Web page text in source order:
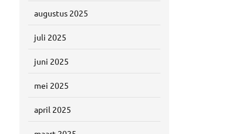
augustus 2025
juli 2025
juni 2025
mei 2025
april 2025